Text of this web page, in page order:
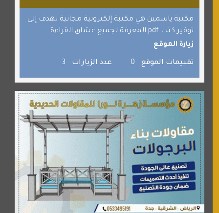
برامج كمبيوتر
جائزة دبي الدولية للقران الكريم
صفنة دوت كوم
الألسن لخدمات الترجمة المعتمدة
مكتبة ياسمين هي مكتبة إلكترونية مجانية تهدف إلى
توفير كتب pdf المعرفة لجميع عشاق القراءة
زيارة الموقع
تقييمات الموقع 0 عدد الزيارات 3